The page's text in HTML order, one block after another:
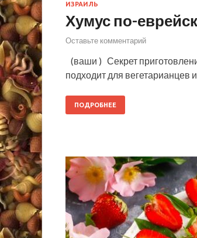
ИЗРАИЛЬ
Хумус по-
Оставьте комментарий
(ваши ) Секрет
подходит для вегетарианцев
ПОДРОБНЕЕ